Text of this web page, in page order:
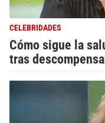
CELEBRIDADES
Cómo sigue la
tras